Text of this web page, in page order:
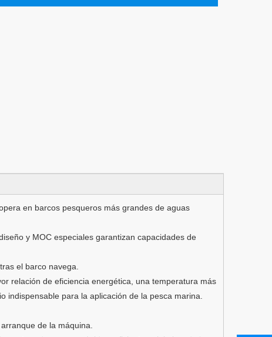
en barcos pesqueros más grandes de aguas
y MOC especiales garantizan capacidades de
el barco navega.
relación de eficiencia energética, una temperatura más
indispensable para la aplicación de la pesca marina.
de la máquina.